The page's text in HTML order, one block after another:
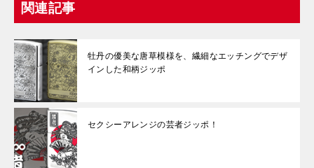
関連記事
牡丹の優美な唐草模様を、繊細なエッチングでデザ
インした和柄ジッポ
セクシーアレンジの芸者ジッポ！